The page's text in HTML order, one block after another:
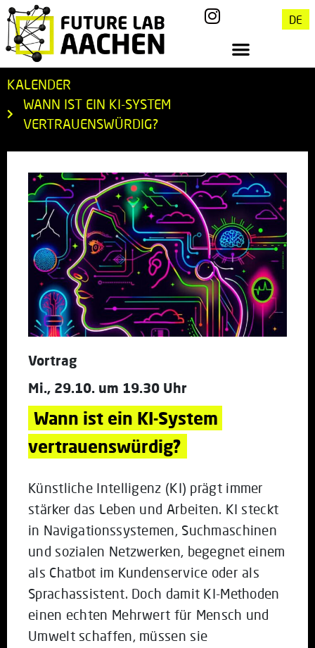
DE
KALENDER
WANN IST EIN KI-SYSTEM
VERTRAUENSWÜRDIG?
Vortrag
Mi., 29.10. um 19.30 Uhr
Wann ist ein KI-System
vertrauenswürdig?
Künstliche Intelligenz (KI) prägt immer
stärker das Leben und Arbeiten. KI steckt
in Navigationssystemen, Suchmaschinen
und sozialen Netzwerken, begegnet einem
als Chatbot im Kundenservice oder als
Sprachassistent. Doch damit KI-Methoden
einen echten Mehrwert für Mensch und
Umwelt schaffen, müssen sie